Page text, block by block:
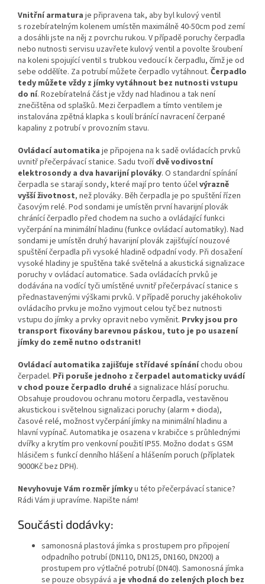
Vnitřní armatura je připravena tak, aby byl kulový ventil
s rozebíratelným kolenem umístěn maximálně 40-50cm pod zemí
a dosáhli jste na něj z povrchu rukou. V případě poruchy čerpadla
nebo nutnosti servisu uzavřete kulový ventil a povolte šroubení
na koleni spojující ventil s trubkou vedoucí k čerpadlu, čímž je od
sebe oddělíte. Za potrubí můžete čerpadlo vytáhnout. Čerpadlo
tedy můžete vždy z jímky vytáhnout bez nutnosti vstupu
do ní. Rozebíratelná část je vždy nad hladinou a tak není
znečištěna od splašků. Mezi čerpadlem a tímto ventilem je
instalována zpětná klapka s koulí bránící navracení čerpané
kapaliny z potrubí v provozním stavu.
Ovládací automatika je připojena na k sadě ovládacích prvků
uvnitř přečerpávací stanice. Sadu tvořídvě vodivostní
elektrosondy a dva havarijní plováky. O standardní spínání
čerpadla se starají sondy, které mají pro tento účelvýrazně
vyšší životnost, než plováky. Běh čerpadla je po spuštění řízen
časovým relé. Pod sondami je umístěn první havarijní plovák
chránící čerpadlo před chodem na sucho a ovládající funkci
vyčerpání na minimální hladinu (funkce ovládací automatiky). Nad
sondami je umístěn druhý havarijní plovák zajišťující nouzové
spuštění čerpadla při vysoké hladině odpadní vody. Při dosažení
vysoké hladiny je spuštěna také světelná a akustická signalizace
poruchy v ovládací automatice. Sada ovládacích prvků je
dodávána na vodící tyči umístěné uvnitř přečerpávací stanice s
přednastavenými výškami prvků. V případě poruchy jakéhokoliv
ovládacího prvku je možno vyjmout celou tyč bez nutnosti
vstupu do jímky a prvky opravit nebo vyměnit. Prvky jsou pro
transport fixovány barevnou páskou, tuto je po usazení
jímky do země nutno odstranit!
Ovládací automatika zajišťuje střídavé spínáníchodu obou
čerpadel. Při poruše jednoho z čerpadel automaticky uvádí
v chod pouze čerpadlo druhé a signalizace hlásí poruchu.
Obsahuje proudovou ochranu motoru čerpadla, vestavěnou
akustickou i světelnou signalizaci poruchy (alarm + dioda),
časové relé, možnost vyčerpání jímky na minimální hladinu a
hlavní vypínač. Automatika je osazena v krabičce s průhlednými
dvířky a krytím pro venkovní použití IP55. Možno dodat s GSM
hlásičem s funkcí denního hlášení a hlášením poruch (příplatek
9000Kč bez DPH).
Nevyhovuje Vám rozměr jímkyu této přečerpávací stanice?
Rádi Vám ji upravíme. Napište nám!
Součásti dodávky:
samonosná plastová jímka s prostupem pro připojení
odpadního potrubí (DN110, DN125, DN160, DN200) a
prostupem pro výtlačné potrubí (DN40). Samonosná jímka
se pouze obsypává a je vhodná do zelených ploch bez